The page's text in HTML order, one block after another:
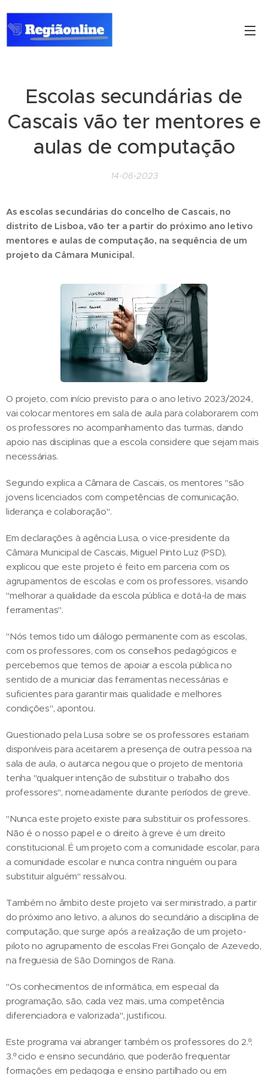
Escolas secundárias de
Cascais vão ter mentores e
aulas de computação
14-06-2023
As escolas secundárias do concelho de Cascais, no
distrito de Lisboa, vão ter a partir do próximo ano letivo
mentores e aulas de computação, na sequência de um
projeto da Câmara Municipal.
O projeto, com início previsto para o ano letivo 2023/2024,
vai colocar mentores em sala de aula para colaborarem com
os professores no acompanhamento das turmas, dando
apoio nas disciplinas que a escola considere que sejam mais
necessárias.
Segundo explica a Câmara de Cascais, os mentores "são
jovens licenciados com competências de comunicação,
liderança e colaboração".
Em declarações à agência Lusa, o vice-presidente da
Câmara Municipal de Cascais, Miguel Pinto Luz (PSD),
explicou que este projeto é feito em parceria com os
agrupamentos de escolas e com os professores, visando
"melhorar a qualidade da escola pública e dotá-la de mais
ferramentas".
"Nós temos tido um diálogo permanente com as escolas,
com os professores, com os conselhos pedagógicos e
percebemos que temos de apoiar a escola pública no
sentido de a municiar das ferramentas necessárias e
suficientes para garantir mais qualidade e melhores
condições", apontou.
Questionado pela Lusa sobre se os professores estariam
disponíveis para aceitarem a presença de outra pessoa na
sala de aula, o autarca negou que o projeto de mentoria
tenha "qualquer intenção de substituir o trabalho dos
professores", nomeadamente durante períodos de greve.
"Nunca este projeto existe para substituir os professores.
Não é o nosso papel e o direito à greve é um direito
constitucional. É um projeto com a comunidade escolar, para
a comunidade escolar e nunca contra ninguém ou para
substituir alguém" ressalvou.
Também no âmbito deste projeto vai ser ministrado, a partir
do próximo ano letivo, a alunos do secundário a disciplina de
computação, que surge após a realização de um projeto-
piloto no agrupamento de escolas Frei Gonçalo de Azevedo,
na freguesia de São Domingos de Rana.
"Os conhecimentos de informática, em especial da
programação, são, cada vez mais, uma competência
diferenciadora e valorizada", justificou.
Este programa vai abranger também os professores do 2.º,
3.º ciclo e ensino secundário, que poderão frequentar
formações em pedagogia e ensino partilhado ou em